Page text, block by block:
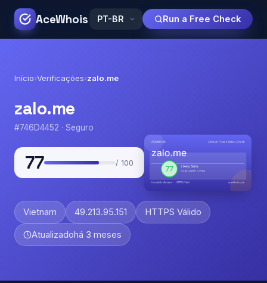
AceWhois Run a Free Check
Início›Verificações›zalo.me
zalo.me
#746D4452 · Seguro
77 / 100
Vietnam 49.213.95.151 HTTPS Válido
Atualizadohá 3 meses